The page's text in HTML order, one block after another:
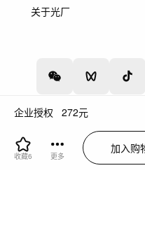
企业授权 272元
收藏6 更多
加入购
上架服务
关于光厂
增值电信业务经营许可证：川
川公网安备